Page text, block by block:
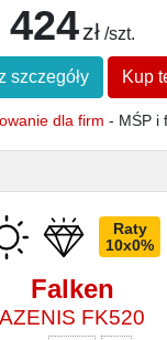
424zł /szt.
szczegóły Kup
dla firm - MŚP i
Raty
10x0%
Falken
AZENIS FK520